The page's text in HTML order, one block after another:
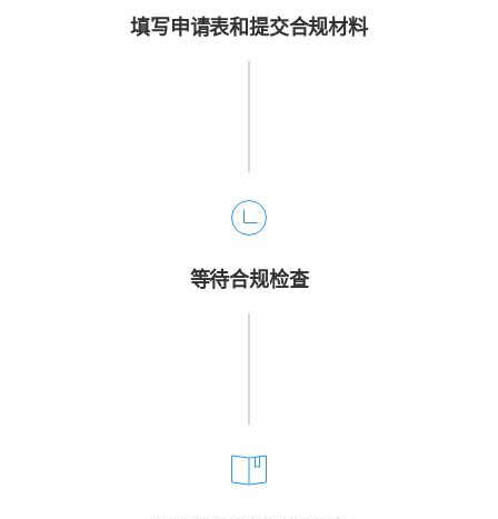
填写申请表和提交合规材料
等待合规检查